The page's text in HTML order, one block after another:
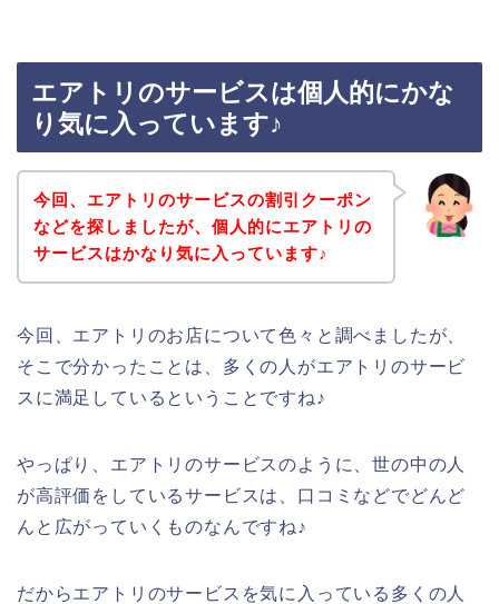
エアトリのサービスは個人的にかな
り気に入っています♪
今回、エアトリのサービスの割引クーポン
などを探しましたが、個人的にエアトリの
サービスはかなり気に入っています♪
今回、エアトリのお店について色々と調べましたが、
そこで分かったことは、多くの人がエアトリのサービ
スに満足しているということですね♪
やっぱり、エアトリのサービスのように、世の中の人
が高評価をしているサービスは、口コミなどでどんど
んと広がっていくものなんですね♪
だからエアトリのサービスを気に入っている多くの人